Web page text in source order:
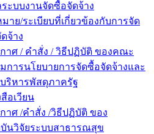
ะบบงานจัดซื้อจัดจ้าง
าย/ระเบียบที่เกี่ยวข้องกับการจัด
จ้าง
าศ / คำสั่ง / วิธีปฏิบัติ ของคณะ
การนโยบายการจัดซื้อจัดจ้างและ
ริหารพัสดุภาครัฐ
อเวียน
าศ /คำสั่ง /วิธีปฏิบัติ ของ
นวิจัยระบบสาธารณสุข